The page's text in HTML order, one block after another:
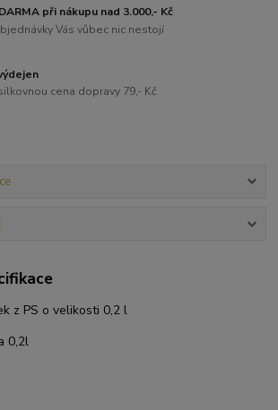
při nákupu nad 3.000,- Kč
Vás vůbec nic nestojí
cena dopravy 79,- Kč
z PS o velikosti 0,2 l
0,2l